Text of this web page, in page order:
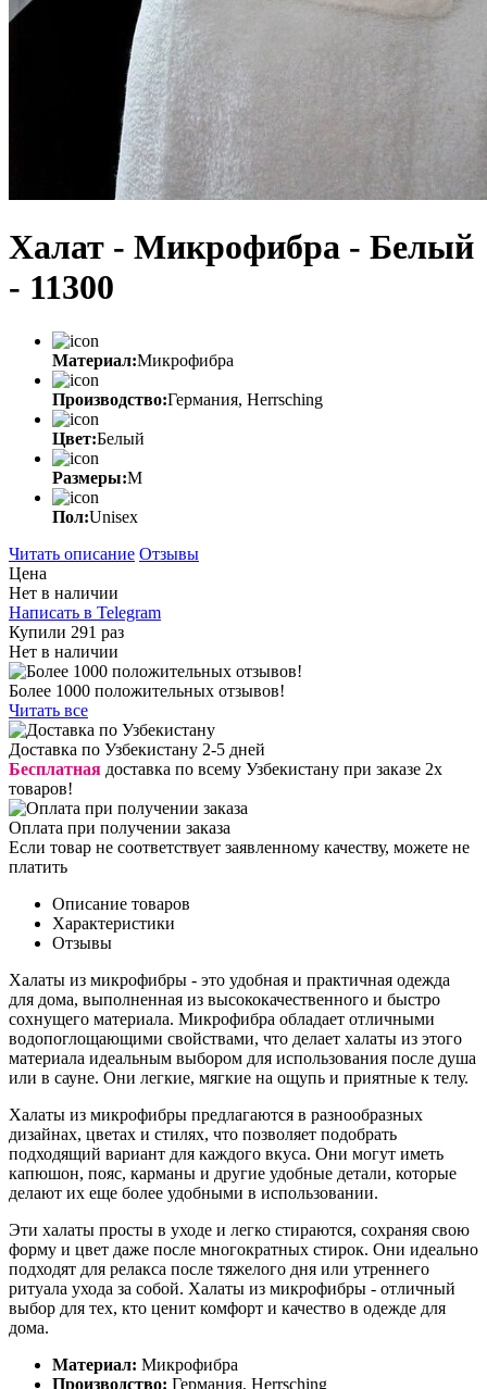
Халат - Микрофибра - Белый
- 11300
Материал:Микрофибра
Производство:Германия, Herrsching
Цвет:Белый
Размеры:M
Пол:Unisex
Читать описание Отзывы
Цена
Нет в наличии
Написать в Telegram
Купили 291 раз
Нет в наличии
Более 1000 положительных отзывов!
Читать все
Доставка по Узбекистану 2-5 дней
Бесплатная доставка по всему Узбекистану при заказе 2х
товаров!
Оплата при получении заказа
Если товар не соответствует заявленному качеству, можете не
платить
Описание товаров
Характеристики
Отзывы
Халаты из микрофибры - это удобная и практичная одежда
для дома, выполненная из высококачественного и быстро
сохнущего материала. Микрофибра обладает отличными
водопоглощающими свойствами, что делает халаты из этого
материала идеальным выбором для использования после душа
или в сауне. Они легкие, мягкие на ощупь и приятные к телу.
Халаты из микрофибры предлагаются в разнообразных
дизайнах, цветах и стилях, что позволяет подобрать
подходящий вариант для каждого вкуса. Они могут иметь
капюшон, пояс, карманы и другие удобные детали, которые
делают их еще более удобными в использовании.
Эти халаты просты в уходе и легко стираются, сохраняя свою
форму и цвет даже после многократных стирок. Они идеально
подходят для релакса после тяжелого дня или утреннего
ритуала ухода за собой. Халаты из микрофибры - отличный
выбор для тех, кто ценит комфорт и качество в одежде для
дома.
Материал: Микрофибра
Производство: Германия, Herrsching